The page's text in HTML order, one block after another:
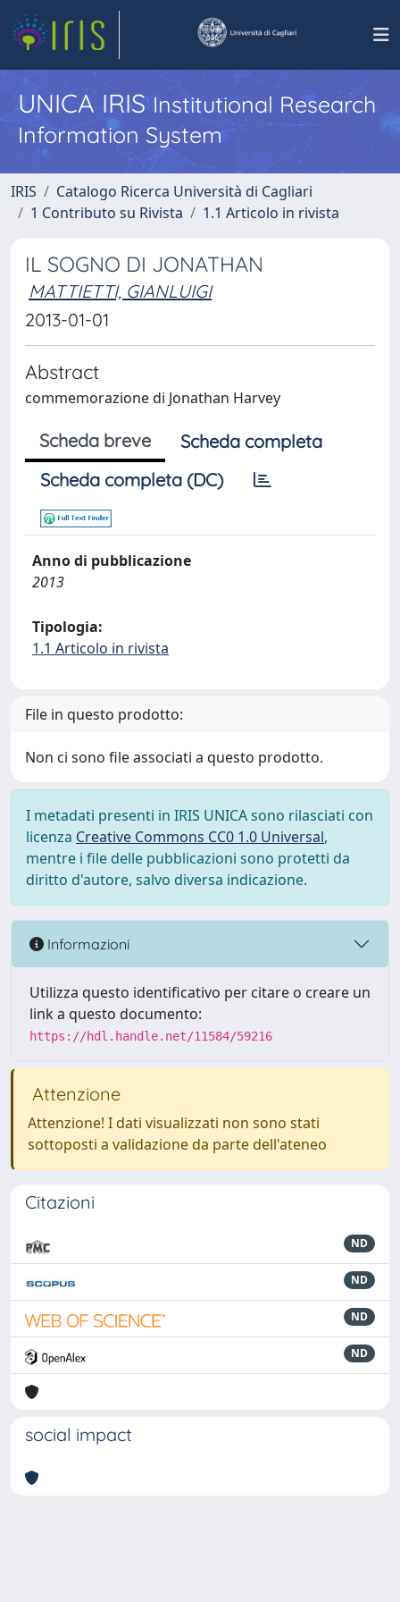
UNICA IRISInstitutional Research
Information System
IRIS
Catalogo Ricerca Università di Cagliari
1 Contributo su Rivista
1.1 Articolo in rivista
IL SOGNO DI JONATHAN
MATTIETTI, GIANLUIGI
2013-01-01
Abstract
commemorazione di Jonathan Harvey
Scheda breve
Scheda completa
Scheda completa (DC)
Anno di pubblicazione
2013
Tipologia:
1.1 Articolo in rivista
File in questo prodotto:
Non ci sono file associati a questo prodotto.
I metadati presenti in IRIS UNICA sono rilasciati con
licenza Creative Commons CC0 1.0 Universal,
mentre i file delle pubblicazioni sono protetti da
diritto d'autore, salvo diversa indicazione.
Informazioni
Utilizza questo identificativo per citare o creare un
link a questo documento:
https://hdl.handle.net/11584/59216
Attenzione
Attenzione! I dati visualizzati non sono stati
sottoposti a validazione da parte dell'ateneo
Citazioni
ND
ND
ND
ND
social impact